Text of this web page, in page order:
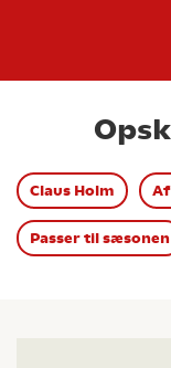
Claus Holm
Passer til sæsonen